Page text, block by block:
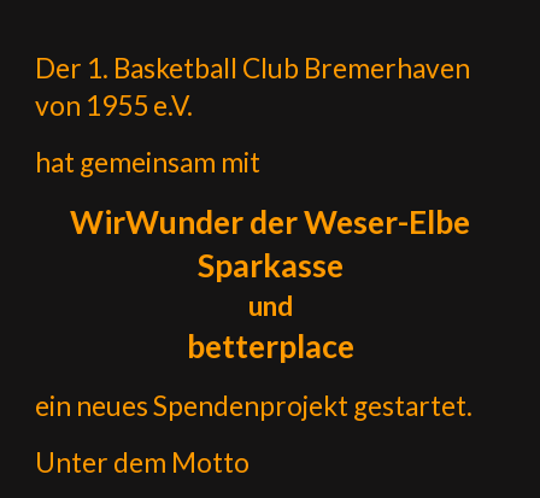
Der 1. Basketball Club Bremerhaven
von 1955 e.V.
hat gemeinsam mit
WirWunder der Weser-Elbe
Sparkasse
und
betterplace
ein neues Spendenprojekt gestartet.
Unter dem Motto